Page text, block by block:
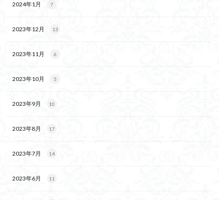
2024年1月 7
2023年12月 13
2023年11月 6
2023年10月 5
2023年9月 10
2023年8月 17
2023年7月 14
2023年6月 11